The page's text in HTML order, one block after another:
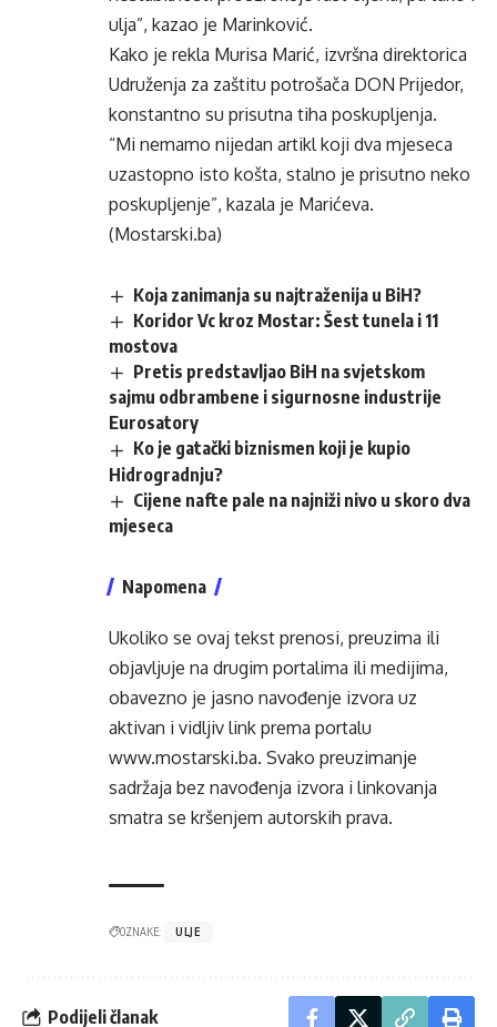
ulja”, kazao je Marinković.
Kako je rekla Murisa Marić, izvršna direktorica
Udruženja za zaštitu potrošača DON Prijedor,
konstantno su prisutna tiha poskupljenja.
“Mi nemamo nijedan artikl koji dva mjeseca
uzastopno isto košta, stalno je prisutno neko
poskupljenje”, kazala je Marićeva.
(Mostarski.ba)
Koja zanimanja su najtraženija u BiH?
Koridor Vc kroz Mostar: Šest tunela i 11
mostova
Pretis predstavljao BiH na svjetskom
sajmu odbrambene i sigurnosne industrije
Eurosatory
Ko je gatački biznismen koji je kupio
Hidrogradnju?
Cijene nafte pale na najniži nivo u skoro dva
mjeseca
Napomena
Ukoliko se ovaj tekst prenosi, preuzima ili
objavljuje na drugim portalima ili medijima,
obavezno je jasno navođenje izvora uz
aktivan i vidljiv link prema portalu
www.mostarski.ba. Svako preuzimanje
sadržaja bez navođenja izvora i linkovanja
smatra se kršenjem autorskih prava.
OZNAKE: ULJE
Podijeli članak